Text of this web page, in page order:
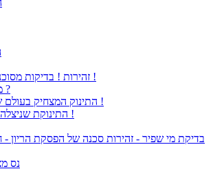
זהירות ! בדיקות מסוכנות.זכות ההורים לדעת !
מי רוצה ברכה מהרנטגן ?
התינוק המצחיק בעולם שרוצה לחיות כמו כולם !
התינוקת שניצלה בנס ! תקציר 10 דקות !
בדיקת מי שפיר - זהירות סכנה של הפסקת הריון -
נס